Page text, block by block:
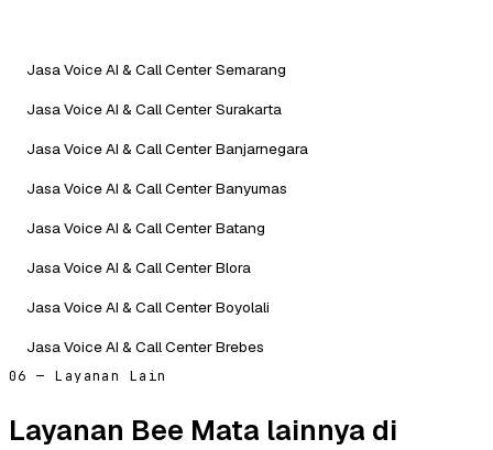
Jasa Voice AI & Call Center Semarang
Jasa Voice AI & Call Center Surakarta
Jasa Voice AI & Call Center Banjarnegara
Jasa Voice AI & Call Center Banyumas
Jasa Voice AI & Call Center Batang
Jasa Voice AI & Call Center Blora
Jasa Voice AI & Call Center Boyolali
Jasa Voice AI & Call Center Brebes
06 — Layanan Lain
Layanan Bee Mata lainnya di